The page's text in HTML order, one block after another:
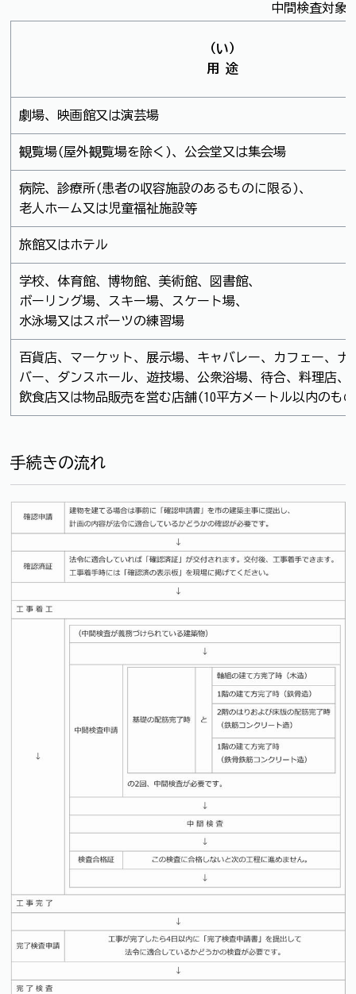
中間検査対象
（い）
用 途
劇場、映画館又は演芸場
観覧場(屋外観覧場を除く)、公会堂又は集会場
病院、診療所(患者の収容施設のあるものに限る)、
老人ホーム又は児童福祉施設等
旅館又はホテル
学校、体育館、博物館、美術館、図書館、
ボーリング場、スキー場、スケート場、
水泳場又はスポーツの練習場
百貨店、マーケット、展示場、キャバレー、カフェー、ナ
バー、ダンスホール、遊技場、公衆浴場、待合、料理店、
飲食店又は物品販売を営む店舗(10平方メートル以内のも
手続きの流れ